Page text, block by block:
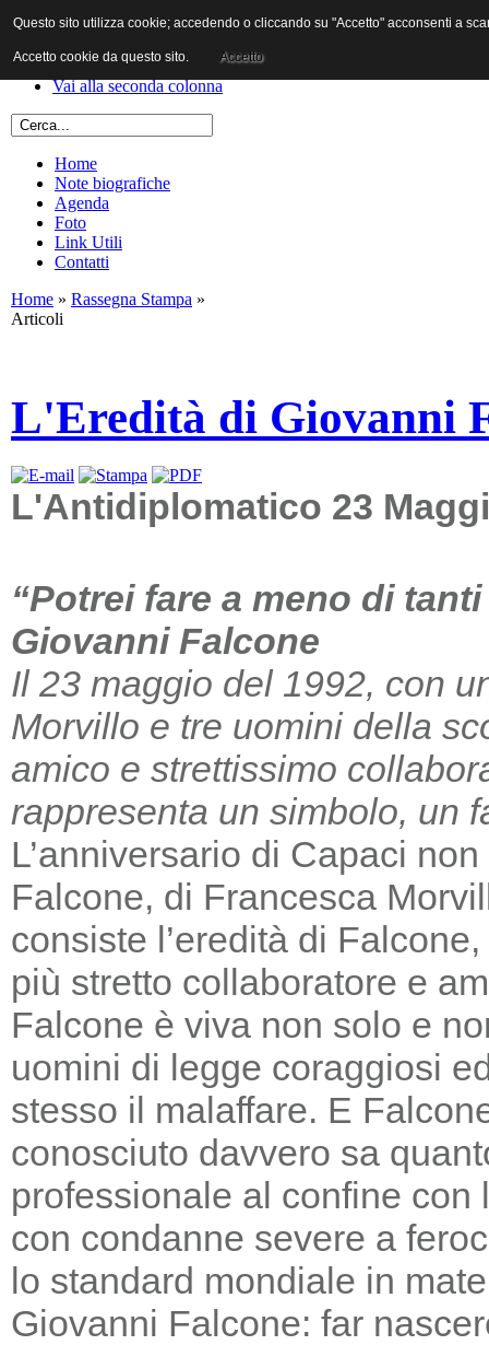
Vai al contenuto
Vai alla prima colonna
Vai alla seconda colonna
Home
Note biografiche
Agenda
Foto
Link Utili
Contatti
Home » Rassegna Stampa »
Articoli
L'Eredità di Giovanni
L'Antidiplomatico 23
“Potrei fare a meno di
Giovanni Falcone
Il 23 maggio del 1992, con
Morvillo e tre uomini della
amico e strettissimo
rappresenta un simbolo, un
L’anniversario di Capaci
Falcone, di Francesca
consiste l’eredità di
più stretto collaboratore e
Falcone è viva non solo e
uomini di legge coraggiosi
stesso il malaffare. E
conosciuto davvero sa
professionale al confine
con condanne severe a
lo standard mondiale in
Giovanni Falcone: far
Questo sito utilizza cookie; accedendo o cliccando su "Accetto" acconsenti a
Accetto cookie da questo sito. Accetto